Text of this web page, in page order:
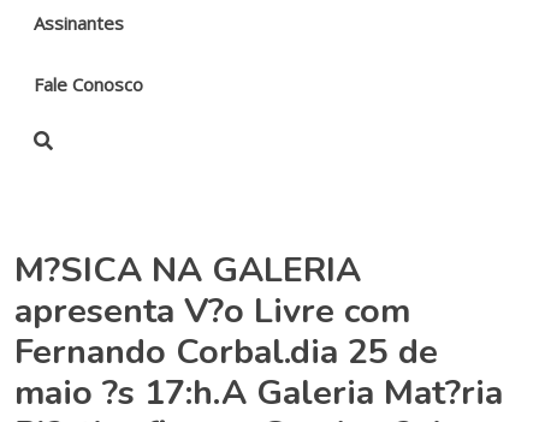
Assinantes
Fale Conosco
M?SICA NA GALERIA
apresenta V?o Livre com
Fernando Corbal.dia 25 de
maio ?s 17:h.A Galeria Mat?ria